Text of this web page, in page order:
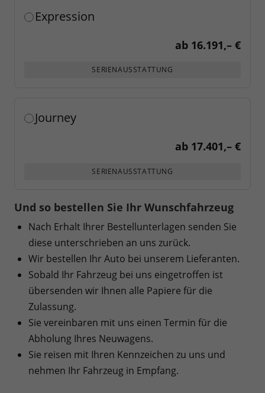
Expression
ab 16.191,– €
SERIENAUSSTATTUNG
Journey
ab 17.401,– €
SERIENAUSSTATTUNG
Und so bestellen Sie Ihr Wunschfahrzeug
Nach Erhalt Ihrer Bestellunterlagen senden Sie
diese unterschrieben an uns zurück.
Wir bestellen Ihr Auto bei unserem Lieferanten.
Sobald Ihr Fahrzeug bei uns eingetroffen ist
übersenden wir Ihnen alle Papiere für die
Zulassung.
Sie vereinbaren mit uns einen Termin für die
Abholung Ihres Neuwagens.
Sie reisen mit Ihren Kennzeichen zu uns und
nehmen Ihr Fahrzeug in Empfang.